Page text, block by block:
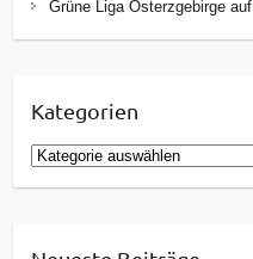
Grüne Liga Osterzgebirge auf
Kategorien
K
a